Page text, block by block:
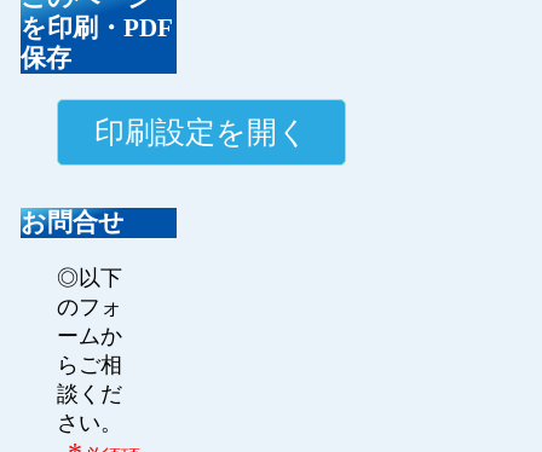
を印刷・PDF
保存
お問合せ
◎以下
のフォ
ームか
らご相
談くだ
さい。